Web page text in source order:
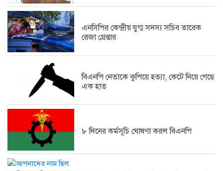
5 days আগে
1 week আগে
1 week আগে
এনসিপির কেন্দ্রীয় যুগ্ম সদস্য সচিব তারেক
রেজা গ্রেপ্তার
বিএনপি নেতাকে কুপিয়ে হত্যা, কেটে নিয়ে গেছে
এক হাত
৮ দিনের কর্মসূচি ঘোষণা করল বিএনপি